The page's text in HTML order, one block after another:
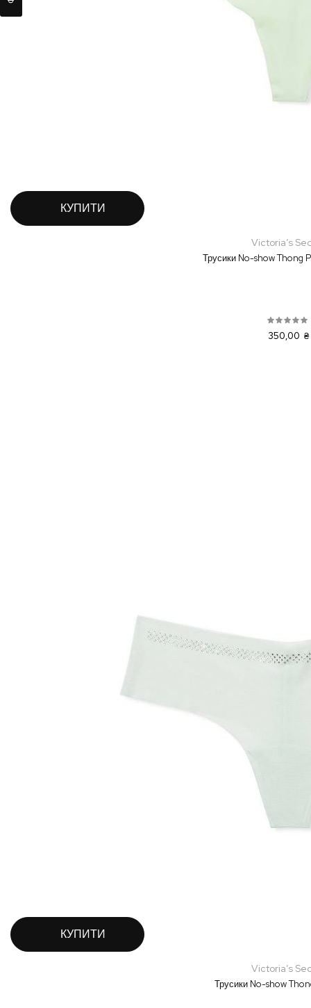
КУПИТИ
Victoria’s
Трусики No-show Thong
350,00 ₴
КУПИТИ
Victoria’s
Трусики No-show